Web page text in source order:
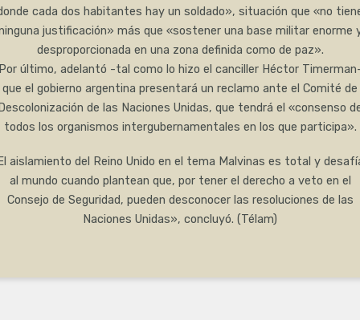
cada dos habitantes hay un soldado», situación que «no
justificación» más que «sostener una base militar enorme
desproporcionada en una zona definida como de paz».
último, adelantó -tal como lo hizo el canciller Héctor
que el gobierno argentina presentará un reclamo ante el Comité de
de las Naciones Unidas, que tendrá el «consenso
todos los organismos intergubernamentales en los que participa».
aislamiento del Reino Unido en el tema Malvinas es total y
al mundo cuando plantean que, por tener el derecho a veto en el
Consejo de Seguridad, pueden desconocer las resoluciones de las
Naciones Unidas», concluyó. (Télam)